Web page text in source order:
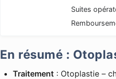
Suites
En résumé :
Traitement: Otoplastie –